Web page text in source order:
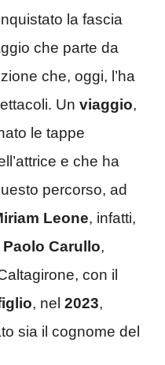
la fascia
che parte da
che, oggi, l’ha
Un viaggio,
le tappe
e che ha
percorso, ad
Leone, infatti,
Paolo Carullo,
con il
, nel 2023,
sia il cognome del